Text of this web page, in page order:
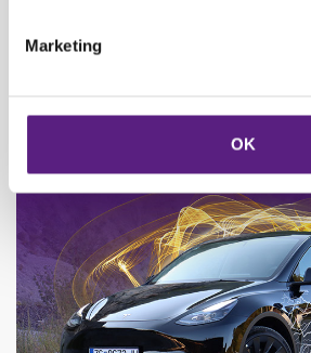
Marketing
OK
dizajnom, impresivnim dosegom i
je važan korak u popularizaciji električnih
ispred drugih?